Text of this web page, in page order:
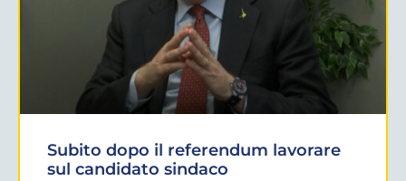
Subito dopo il referendum lavorare
sul candidato sindaco